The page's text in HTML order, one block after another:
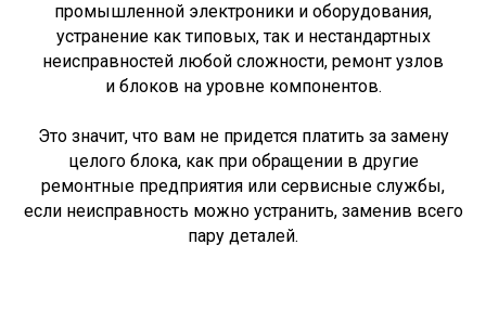
промышленной электроники и оборудования,
устранение как типовых, так и нестандартных
неисправностей любой сложности, ремонт узлов
и блоков на уровне компонентов.
Это значит, что вам не придется платить за замену
целого блока, как при обращении в другие
ремонтные предприятия или сервисные службы,
если неисправность можно устранить, заменив всего
пару деталей.